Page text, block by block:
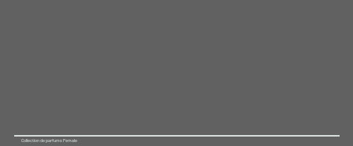
Collection de parfums Female